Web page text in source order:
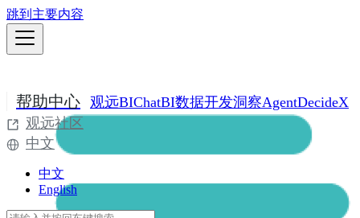
跳到主要内容
帮助中心 观远BIChatBI数据开发洞察AgentDecideX
观远社区
中文
中文
English